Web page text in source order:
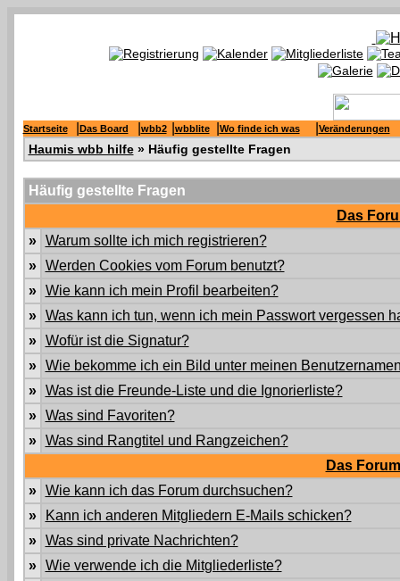
Startseite Das Board wbb2 wbblite Wo finde ich was Veränderungen
Haumis wbb hilfe» Häufig gestellte Fragen
Häufig gestellte Fragen
Das
»
Warum sollte ich mich registrieren?
»
Werden Cookies vom Forum benutzt?
»
Wie kann ich mein Profil bearbeiten?
»
Was kann ich tun, wenn ich mein Passwort vergessen
»
Wofür ist die Signatur?
»
Wie bekomme ich ein Bild unter meinen
»
Was ist die Freunde-Liste und die Ignorierliste?
»
Was sind Favoriten?
»
Was sind Rangtitel und Rangzeichen?
Das
»
Wie kann ich das Forum durchsuchen?
»
Kann ich anderen Mitgliedern E-Mails schicken?
»
Was sind private Nachrichten?
»
Wie verwende ich die Mitgliederliste?